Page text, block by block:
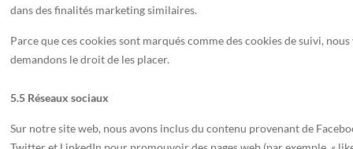
dans des finalités marketing similaires.
Parce que ces cookies sont marqués comme des cookies de suivi, nous
demandons le droit de les placer.
5.5 Réseaux sociaux
Sur notre site web, nous avons inclus du contenu provenant de